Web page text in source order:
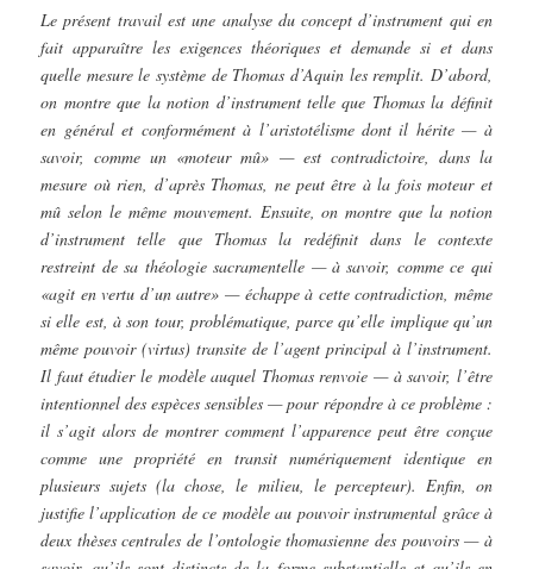
Le présent travail est une analyse du concept d’instrument qui en
fait apparaître les exigences théoriques et demande si et dans
quelle mesure le système de Thomas d’Aquin les remplit. D’abord,
on montre que la notion d’instrument telle que Thomas la définit
en général et conformément à l’aristotélisme dont il hérite — à
savoir, comme un «moteur mû» — est contradictoire, dans la
mesure où rien, d’après Thomas, ne peut être à la fois moteur et
mû selon le même mouvement. Ensuite, on montre que la notion
d’instrument telle que Thomas la redéfinit dans le contexte
restreint de sa théologie sacramentelle — à savoir, comme ce qui
«agit en vertu d’un autre» — échappe à cette contradiction, même
si elle est, à son tour, problématique, parce qu’elle implique qu’un
même pouvoir (virtus) transite de l’agent principal à l’instrument.
Il faut étudier le modèle auquel Thomas renvoie — à savoir, l’être
intentionnel des espèces sensibles — pour répondre à ce problème :
il s’agit alors de montrer comment l’apparence peut être conçue
comme une propriété en transit numériquement identique en
plusieurs sujets (la chose, le milieu, le percepteur). Enfin, on
justifie l’application de ce modèle au pouvoir instrumental grâce à
deux thèses centrales de l’ontologie thomasienne des pouvoirs — à